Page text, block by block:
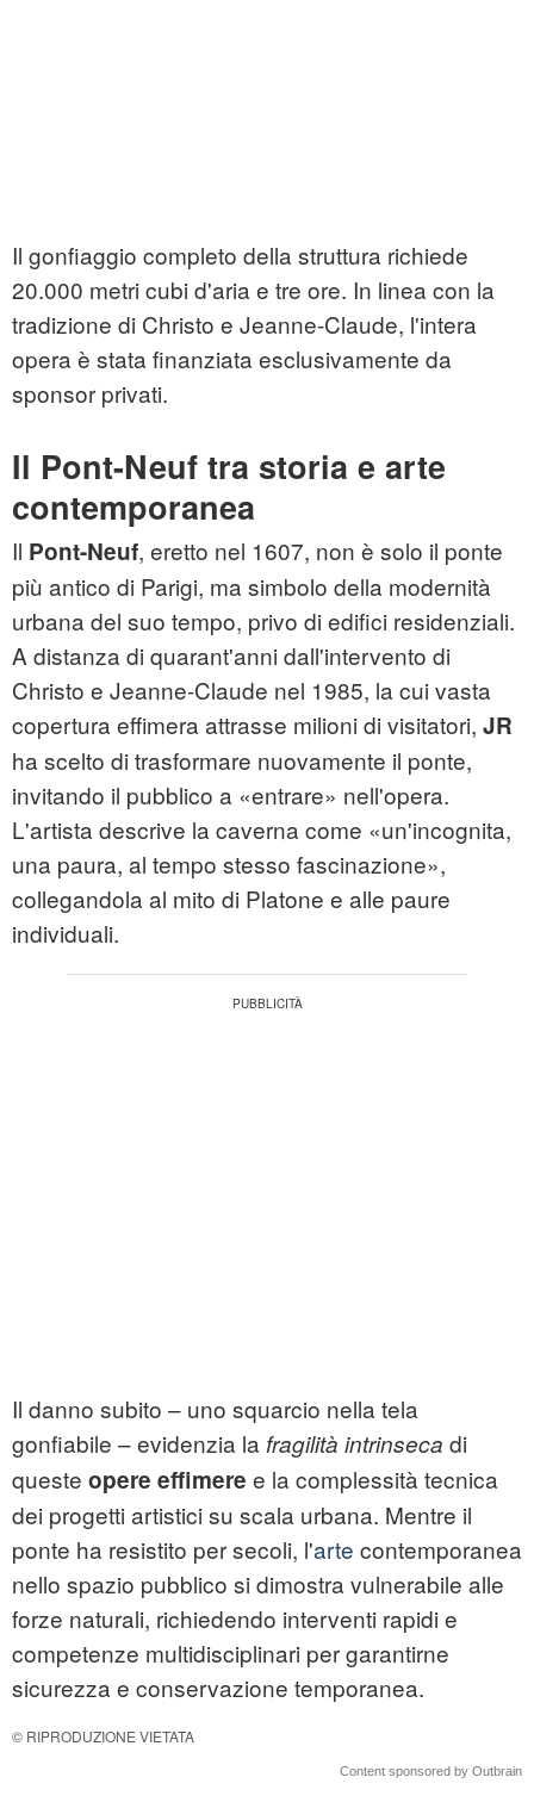
Il gonfiaggio completo della struttura richiede
20.000 metri cubi d'aria e tre ore. In linea con la
tradizione di Christo e Jeanne-Claude, l'intera
opera è stata finanziata esclusivamente da
sponsor privati.
Il Pont-Neuf tra storia e arte
contemporanea
Il Pont-Neuf, eretto nel 1607, non è solo il ponte
più antico di Parigi, ma simbolo della modernità
urbana del suo tempo, privo di edifici residenziali.
A distanza di quarant'anni dall'intervento di
Christo e Jeanne-Claude nel 1985, la cui vasta
copertura effimera attrasse milioni di visitatori, JR
ha scelto di trasformare nuovamente il ponte,
invitando il pubblico a «entrare» nell'opera.
L'artista descrive la caverna come «un'incognita,
una paura, al tempo stesso fascinazione»,
collegandola al mito di Platone e alle paure
individuali.
Il danno subito – uno squarcio nella tela
gonfiabile – evidenzia la fragilità intrinseca di
queste opere effimere e la complessità tecnica
dei progetti artistici su scala urbana. Mentre il
ponte ha resistito per secoli, l'arte contemporanea
nello spazio pubblico si dimostra vulnerabile alle
forze naturali, richiedendo interventi rapidi e
competenze multidisciplinari per garantirne
sicurezza e conservazione temporanea.
© RIPRODUZIONE VIETATA
Content sponsored by Outbrain